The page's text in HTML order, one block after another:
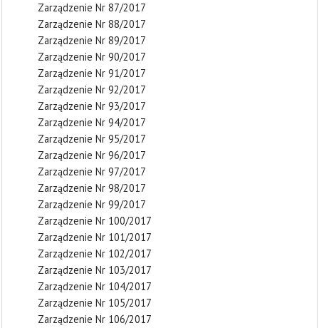
Zarządzenie Nr 87/2017
Zarządzenie Nr 88/2017
Zarządzenie Nr 89/2017
Zarządzenie Nr 90/2017
Zarządzenie Nr 91/2017
Zarządzenie Nr 92/2017
Zarządzenie Nr 93/2017
Zarządzenie Nr 94/2017
Zarządzenie Nr 95/2017
Zarządzenie Nr 96/2017
Zarządzenie Nr 97/2017
Zarządzenie Nr 98/2017
Zarządzenie Nr 99/2017
Zarządzenie Nr 100/2017
Zarządzenie Nr 101/2017
Zarządzenie Nr 102/2017
Zarządzenie Nr 103/2017
Zarządzenie Nr 104/2017
Zarządzenie Nr 105/2017
Zarządzenie Nr 106/2017